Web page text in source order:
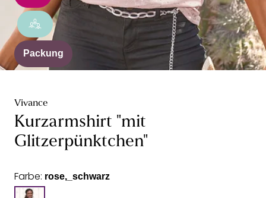
Packung
Vivance
Kurzarmshirt "mit
Glitzerpünktchen"
Farbe: rose,_schwarz